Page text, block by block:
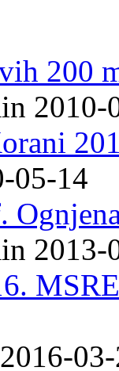
200
2010-
05-14
2013-